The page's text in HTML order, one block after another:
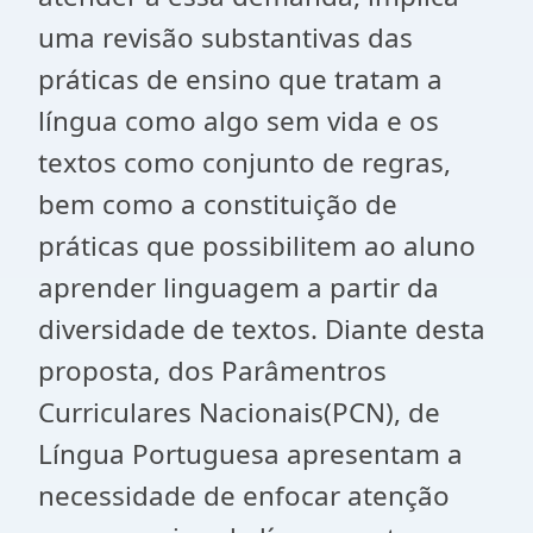
uma revisão substantivas das
práticas de ensino que tratam a
língua como algo sem vida e os
textos como conjunto de regras,
bem como a constituição de
práticas que possibilitem ao aluno
aprender linguagem a partir da
diversidade de textos. Diante desta
proposta, dos Parâmentros
Curriculares Nacionais(PCN), de
Língua Portuguesa apresentam a
necessidade de enfocar atenção